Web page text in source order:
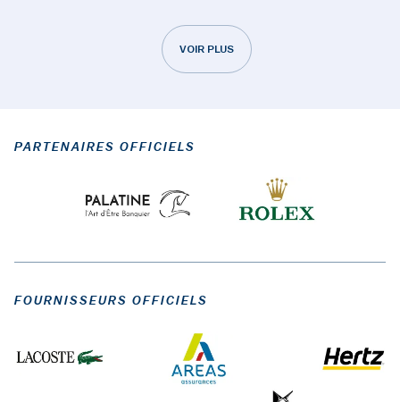
VOIR PLUS
PARTENAIRES OFFICIELS
FOURNISSEURS OFFICIELS